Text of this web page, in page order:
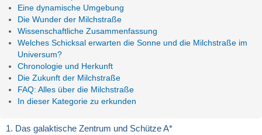
Eine dynamische Umgebung
Die Wunder der Milchstraße
Wissenschaftliche Zusammenfassung
Welches Schicksal erwarten die Sonne und die Milchstraße im
Universum?
Chronologie und Herkunft
Die Zukunft der Milchstraße
FAQ: Alles über die Milchstraße
In dieser Kategorie zu erkunden
1. Das galaktische Zentrum und Schütze A*